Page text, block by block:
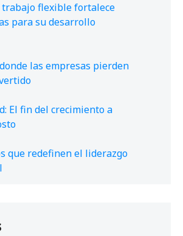
trabajo flexible fortalece
para su desarrollo
las empresas pierden
El fin del crecimiento a
que redefinen el liderazgo